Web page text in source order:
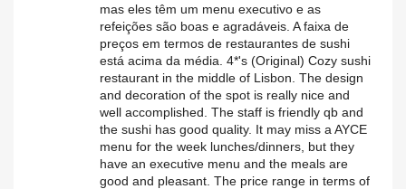
mas eles têm um menu executivo e as
refeições são boas e agradáveis. A faixa de
preços em termos de restaurantes de sushi
está acima da média. 4*'s (Original) Cozy sushi
restaurant in the middle of Lisbon. The design
and decoration of the spot is really nice and
well accomplished. The staff is friendly qb and
the sushi has good quality. It may miss a AYCE
menu for the week lunches/dinners, but they
have an executive menu and the meals are
good and pleasant. The price range in terms of